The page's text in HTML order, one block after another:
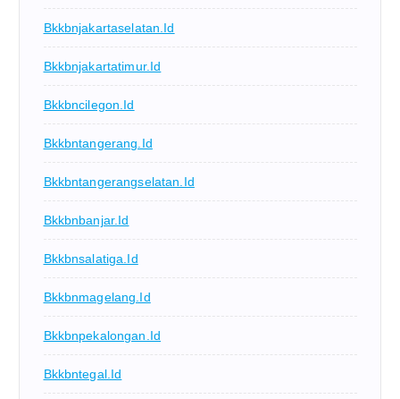
Bkkbnjakartaselatan.id
Bkkbnjakartatimur.id
Bkkbncilegon.id
Bkkbntangerang.id
Bkkbntangerangselatan.id
Bkkbnbanjar.id
Bkkbnsalatiga.id
Bkkbnmagelang.id
Bkkbnpekalongan.id
Bkkbntegal.id